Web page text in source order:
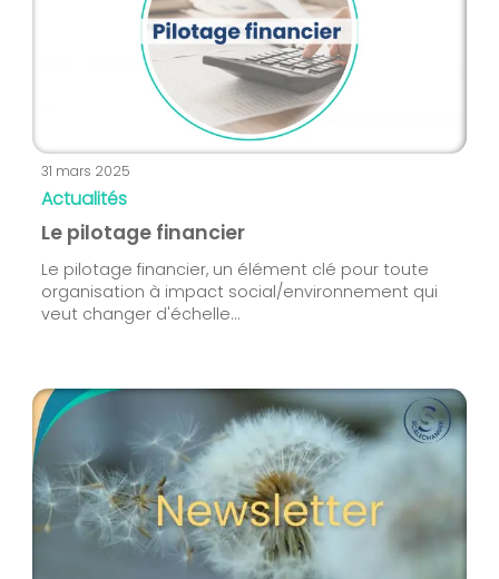
31 mars 2025
Actualités
Le pilotage financier
Le pilotage financier, un élément clé pour toute
organisation à impact social/environnement qui
veut changer d'échelle...